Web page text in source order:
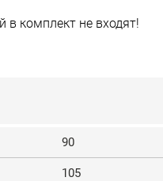
в комплект не входят!
90
105